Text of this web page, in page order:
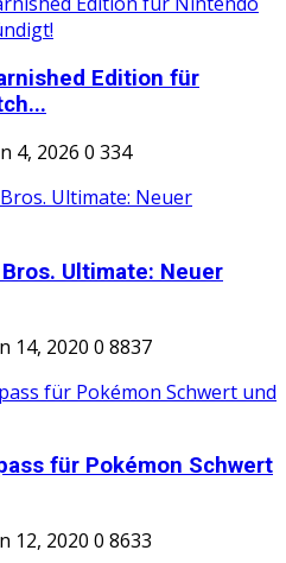
Edition für
4, 2026 0 334
Ultimate: Neuer
14, 2020 0 8837
für Pokémon Schwert
12, 2020 0 8633